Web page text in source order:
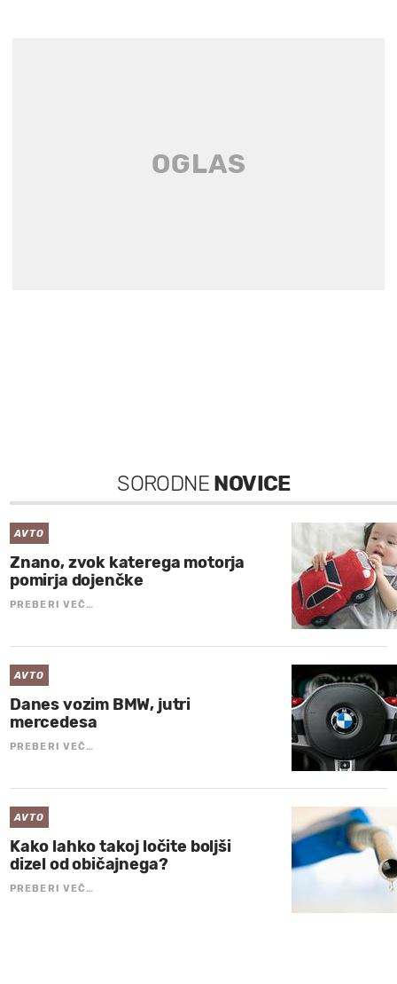
SORODNE NOVICE
AVTO
Znano, zvok katerega motorja
pomirja dojenčke
PREBERI VEČ…
AVTO
Danes vozim BMW, jutri
mercedesa
PREBERI VEČ…
AVTO
Kako lahko takoj ločite boljši
dizel od običajnega?
PREBERI VEČ…